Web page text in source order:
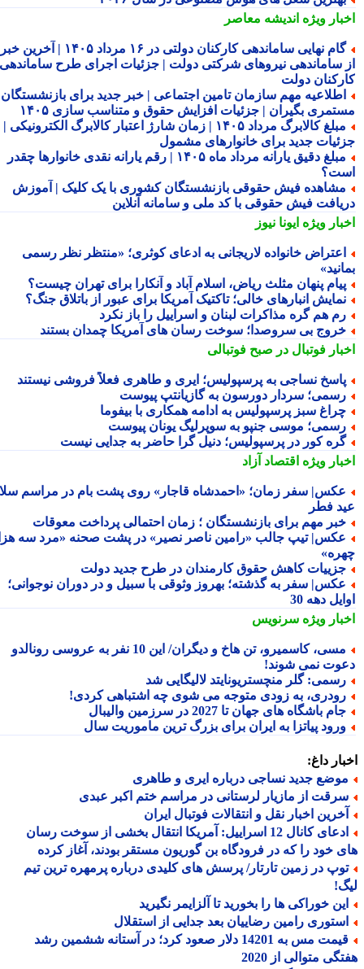
ویژهاندیشه معاصر
گام نهایی ساماندهی کارکنان دولتی در ۱۶ مرداد ۱۴۰۵ | آخرین خبر
ساماندهی نیروهای شرکتی دولت | جزئیات اجرای طرح ساماندهی
دولت
مهم سازمان تامین اجتماعی | خبر جدید برای بازنشستگان و
بگیران | جزئیات افزایش حقوق و متناسب سازی ۱۴۰۵
مبلغ کالابرگ مرداد ۱۴۰۵ | زمان شارژ اعتبار کالابرگ الکترونیکی |
جدید برای خانوارهای مشمول
مبلغ دقیق یارانه مرداد ماه ۱۴۰۵ | رقم یارانه نقدی خانوارها چقدر
فیش حقوقی بازنشستگان کشوری با یک کلیک | آموزش
فیش حقوقی با کد ملی و سامانه آنلاین
ویژهایونا نیوز
خانواده لاریجانی به ادعای کوثری؛ «منتظر نظر رسمی
پنهان مثلث ریاض، اسلام آباد و آنکارا برای تهران چیست؟
انبارهای خالی؛ تاکتیک آمریکا برای عبور از باتلاق جنگ؟
هم گره مذاکرات لبنان و اسراییل را باز نکرد
بی سروصدا؛ سوخت رسان های آمریکا چمدان بستند
فوتبال در صبح فوتبالی
نساجی به پرسپولیس؛ ایری و طاهری فعلاً فروشی نیستند
سردار دورسون به گازیانتپ پیوست
سبز پرسپولیس به ادامه همکاری با بیفوما
موسی جنپو به سوپرلیگ یونان پیوست
کور در پرسپولیس؛ دنیل گرا حاضر به جدایی نیست
ویژهاقتصاد آزاد
سفر زمان؛ «احمدشاه قاجار» روی پشت بام در مراسم سلام
فطر
مهم برای بازنشستگان ؛ زمان احتمالی پرداخت معوقات
تیپ جالب «رامین ناصر نصیر» در پشت صحنه «مرد سه هزار
کاهش حقوق کارمندان در طرح جدید دولت
سفر به گذشته؛ بهروز وثوقی با سبیل و در دوران نوجوانی؛
دهه 30
ویژهسرنویس
مسی، کاسمیرو، تن هاخ و دیگران/ این 10 نفر به عروسی رونالدو
نمی شوند!
گلر منچستریونایتد لالیگایی شد
به زودی متوجه می شوی چه اشتباهی کردی!
باشگاه های جهان تا 2027 در سرزمین والیبال
پیاتزا به ایران برای بزرگ ترین ماموریت سال
داغ:
جدید نساجی درباره ایری و طاهری
از مازیار لرستانی در مراسم ختم اکبر عبدی
اخبار نقل و انتقالات فوتبال ایران
ادعای کانال 12 اسراییل: آمریکا انتقال بخشی از سوخت رسان
خود را که در فرودگاه بن گوریون مستقر بودند، آغاز کرده
در زمین تارتار/ پرسش های کلیدی درباره پرمهره ترین تیم
خوراکی ها را بخورید تا آلزایمر نگیرید
رامین رضاییان بعد جدایی از استقلال
قیمت مس به 14201 دلار صعود کرد؛ در آستانه ششمین رشد
متوالی از 2020